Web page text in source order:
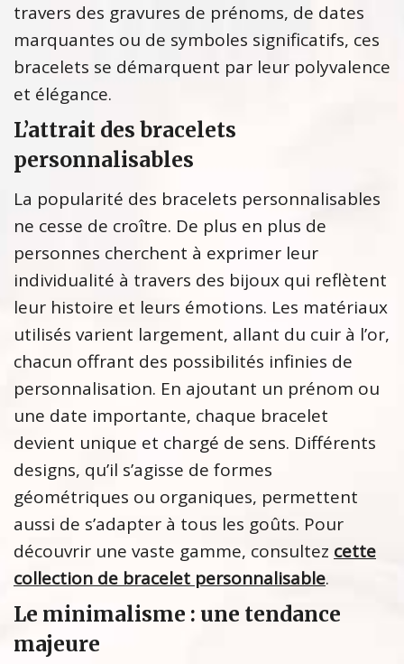
travers des gravures de prénoms, de dates
marquantes ou de symboles significatifs, ces
bracelets se démarquent par leur polyvalence
et élégance.
L’attrait des bracelets
personnalisables
La popularité des bracelets personnalisables
ne cesse de croître. De plus en plus de
personnes cherchent à exprimer leur
individualité à travers des bijoux qui reflètent
leur histoire et leurs émotions. Les matériaux
utilisés varient largement, allant du cuir à l’or,
chacun offrant des possibilités infinies de
personnalisation. En ajoutant un prénom ou
une date importante, chaque bracelet
devient unique et chargé de sens. Différents
designs, qu’il s’agisse de formes
géométriques ou organiques, permettent
aussi de s’adapter à tous les goûts. Pour
découvrir une vaste gamme, consultez cette
collection de bracelet personnalisable.
Le minimalisme : une tendance
majeure